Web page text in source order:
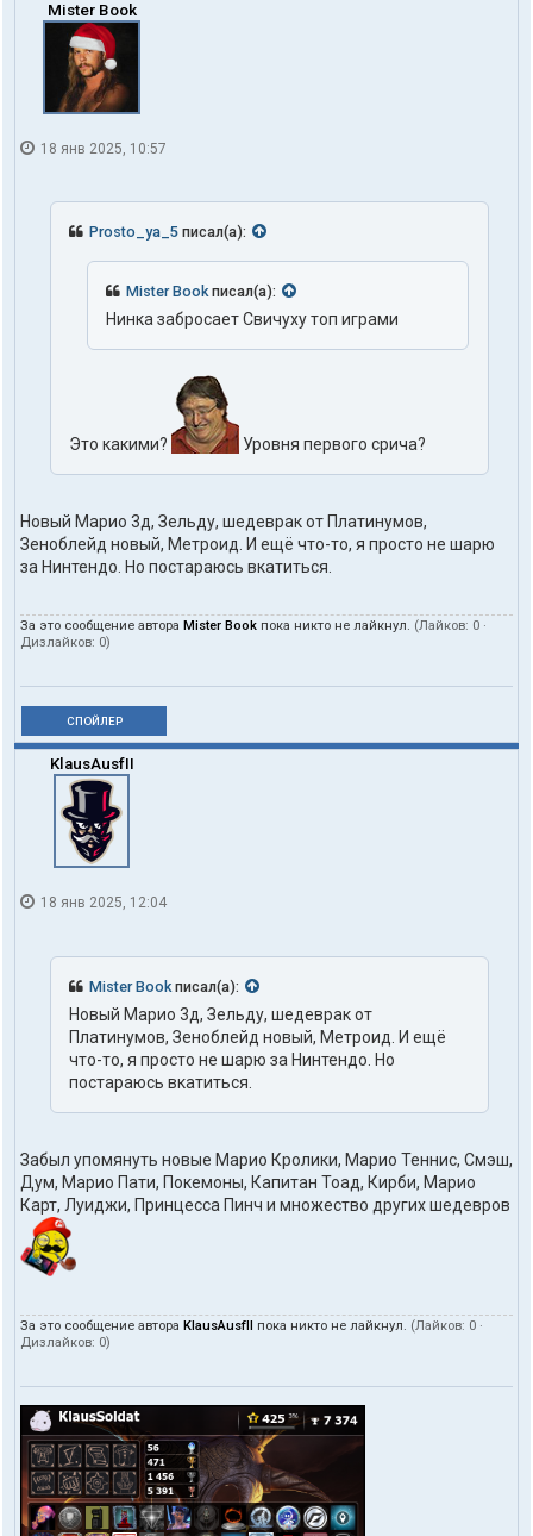
Mister Book
18 янв 2025, 10:57
Prosto_ya_5 писал(а):
Mister Bookписал(а):
Нинка забросает Свичуху топ играми
Это какими? Уровня первого срича?
Новый Марио 3д, Зельду, шедеврак от Платинумов,
Зеноблейд новый, Метроид. И ещё что-то, я просто не шарю
за Нинтендо. Но постараюсь вкатиться.
За это сообщение автора Mister Book пока никто не лайкнул. (Лайков: 0 ·
Дизлайков: 0)
СПОЙЛЕР
KlausAusfII
18 янв 2025, 12:04
Mister Book писал(а):
Новый Марио 3д, Зельду, шедеврак от
Платинумов, Зеноблейд новый, Метроид. И ещё
что-то, я просто не шарю за Нинтендо. Но
постараюсь вкатиться.
Забыл упомянуть новые Марио Кролики, Марио Теннис, Смэш,
Дум, Марио Пати, Покемоны, Капитан Тоад, Кирби, Марио
Карт, Луиджи, Принцесса Пинч и множество других шедевров
За это сообщение автора KlausAusfII пока никто не лайкнул. (Лайков: 0 ·
Дизлайков: 0)